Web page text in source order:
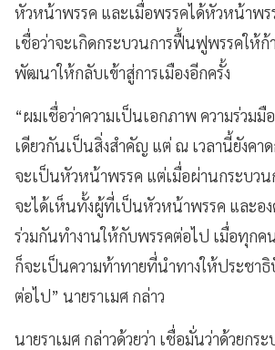
หัวหน้าพรรค และเมื่อพรรคได้หัวหน้าพ
เชื่อว่าจะเกิดกระบวนการฟื้นฟูพรรคให้ก้
พัฒนาให้กลับเข้าสู่การเมืองอีกครั้ง
“ผมเชื่อว่าความเป็นเอกภาพ ความร่วม
เดียวกันเป็นสิ่งสำคัญ แต่ ณ เวลานี้ยังคาด
จะเป็นหัวหน้าพรรค แต่เมื่อผ่านกระบวน
จะได้เห็นทั้งผู้ที่เป็นหัวหน้าพรรค และอ
ร่วมกันทำงานให้กับพรรคต่อไป เมื่อทุก
ก็จะเป็นความท้าทายที่นำทางให้ประชา
ต่อไป” นายราเมศ กล่าว
นายราเมศ กล่าวด้วยว่า เชื่อมั่นว่าด้วยกร